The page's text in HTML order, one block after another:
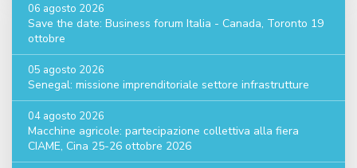
06 agosto 2026
Save the date: Business forum Italia - Canada, Toronto 19
ottobre
05 agosto 2026
Senegal: missione imprenditoriale settore infrastrutture
04 agosto 2026
Macchine agricole: partecipazione collettiva alla fiera
CIAME, Cina 25-26 ottobre 2026